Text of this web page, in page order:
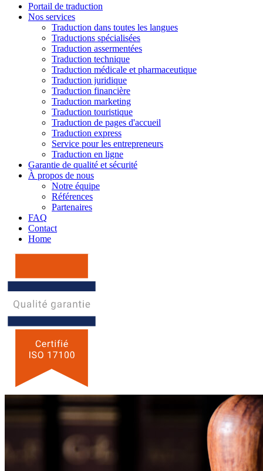
Portail de traduction
Nos services
Traduction dans toutes les langues
Traductions spécialisées
Traduction assermentées
Traduction technique
Traduction médicale et pharmaceutique
Traduction juridique
Traduction financière
Traduction marketing
Traduction touristique
Traduction de pages d'accueil
Traduction express
Service pour les entrepreneurs
Traduction en ligne
Garantie de qualité et sécurité
À propos de nous
Notre équipe
Références
Partenaires
FAQ
Contact
Home